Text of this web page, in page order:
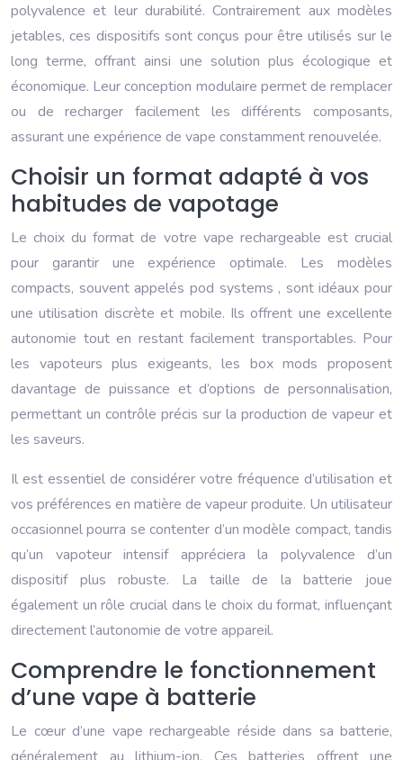
polyvalence et leur durabilité. Contrairement aux modèles
jetables, ces dispositifs sont conçus pour être utilisés sur le
long terme, offrant ainsi une solution plus écologique et
économique. Leur conception modulaire permet de remplacer
ou de recharger facilement les différents composants,
assurant une expérience de vape constamment renouvelée.
Choisir un format adapté à vos
habitudes de vapotage
Le choix du format de votre vape rechargeable est crucial
pour garantir une expérience optimale. Les modèles
compacts, souvent appelés pod systems , sont idéaux pour
une utilisation discrète et mobile. Ils offrent une excellente
autonomie tout en restant facilement transportables. Pour
les vapoteurs plus exigeants, les box mods proposent
davantage de puissance et d’options de personnalisation,
permettant un contrôle précis sur la production de vapeur et
les saveurs.
Il est essentiel de considérer votre fréquence d’utilisation et
vos préférences en matière de vapeur produite. Un utilisateur
occasionnel pourra se contenter d’un modèle compact, tandis
qu’un vapoteur intensif appréciera la polyvalence d’un
dispositif plus robuste. La taille de la batterie joue
également un rôle crucial dans le choix du format, influençant
directement l’autonomie de votre appareil.
Comprendre le fonctionnement
d’une vape à batterie
Le cœur d’une vape rechargeable réside dans sa batterie,